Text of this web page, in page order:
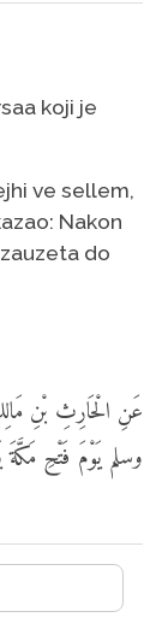
koji je
ve sellem,
Nakon
do
عَنِ الْحَارِثِ بْنِ
وسلم يَوْمَ فَتْحِ مَكَّةَ